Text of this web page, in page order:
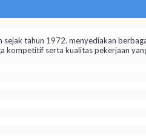
tahun 1972. menyediakan
kompetitif serta kualitas pekerjaan